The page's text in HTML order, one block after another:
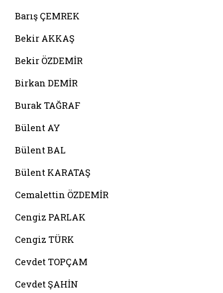
Barış ÇEMREK
Bekir AKKAŞ
Bekir ÖZDEMİR
Birkan DEMİR
Burak TAĞRAF
Bülent AY
Bülent BAL
Bülent KARATAŞ
Cemalettin ÖZDEMİR
Cengiz PARLAK
Cengiz TÜRK
Cevdet TOPÇAM
Cevdet ŞAHİN